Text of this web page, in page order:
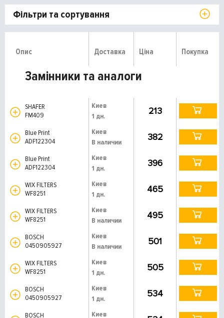
Фільтри та сортування
Опис Доставка Ціна Покупка
Замінники та аналоги
SHAFER
FM409
Киев
1 дн.
213
Blue Print
ADF122304
Киев
В наличии
382
Blue Print
ADF122304
Киев
1 дн.
396
WIX FILTERS
WF8251
Киев
1 дн.
465
WIX FILTERS
WF8251
Киев
В наличии
495
BOSCH
0450905927
Киев
В наличии
501
WIX FILTERS
WF8251
Киев
1 дн.
505
BOSCH
0450905927
Киев
1 дн.
534
BOSCH
Киев